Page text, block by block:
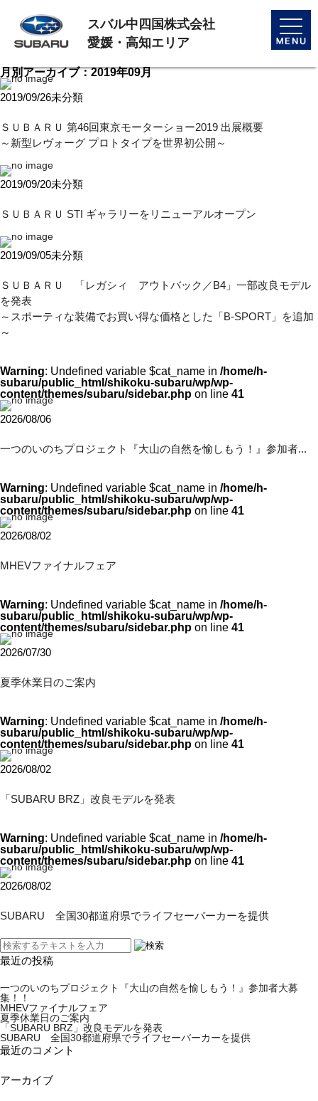
toggle
スバル中四国株式会社
愛媛・高知エリア
月別アーカイブ：2019年09月
2019/09/26未分類
ＳＵＢＡＲＵ 第46回東京モーターショー2019 出展概要
～新型レヴォーグ プロトタイプを世界初公開～
2019/09/20未分類
ＳＵＢＡＲＵ STI ギャラリーをリニューアルオープン
2019/09/05未分類
ＳＵＢＡＲＵ 「レガシィ アウトバック／B4」一部改良モデル
を発表
～スポーティな装備でお買い得な価格とした「B-SPORT」を追加
～
Warning: Undefined variable $cat_name in /home/h-
subaru/public_html/shikoku-subaru/wp/wp-
content/themes/subaru/sidebar.php on line 41
2026/08/06
一つのいのちプロジェクト『大山の自然を愉しもう！』参加者...
Warning: Undefined variable $cat_name in /home/h-
subaru/public_html/shikoku-subaru/wp/wp-
content/themes/subaru/sidebar.php on line 41
2026/08/02
MHEVファイナルフェア
Warning: Undefined variable $cat_name in /home/h-
subaru/public_html/shikoku-subaru/wp/wp-
content/themes/subaru/sidebar.php on line 41
2026/07/30
夏季休業日のご案内
Warning: Undefined variable $cat_name in /home/h-
subaru/public_html/shikoku-subaru/wp/wp-
content/themes/subaru/sidebar.php on line 41
2026/08/02
「SUBARU BRZ」改良モデルを発表
Warning: Undefined variable $cat_name in /home/h-
subaru/public_html/shikoku-subaru/wp/wp-
content/themes/subaru/sidebar.php on line 41
2026/08/02
SUBARU 全国30都道府県でライフセーバーカーを提供
最近の投稿
一つのいのちプロジェクト『大山の自然を愉しもう！』参加者大募
集！！
MHEVファイナルフェア
夏季休業日のご案内
「SUBARU BRZ」改良モデルを発表
SUBARU 全国30都道府県でライフセーバーカーを提供
最近のコメント
アーカイブ